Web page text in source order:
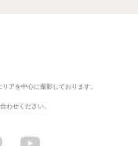
アを中心に撮影しております。
わせください。